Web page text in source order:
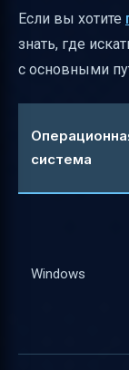
Если вы хотите
знать, где
с основными
система
Windows